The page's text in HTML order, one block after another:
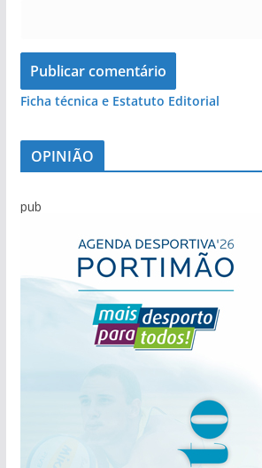
Ficha técnica e Estatuto Editorial
OPINIÃO
pub